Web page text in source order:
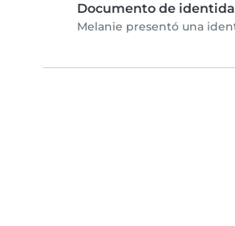
Documento de
Melanie presentó una